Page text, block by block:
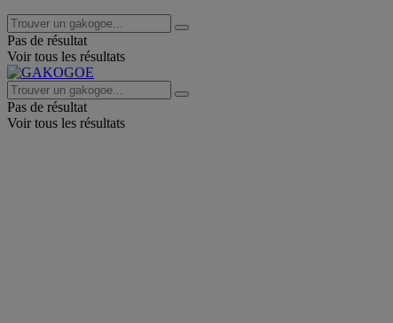
Pas de résultat
Voir tous les résultats
Pas de résultat
Voir tous les résultats